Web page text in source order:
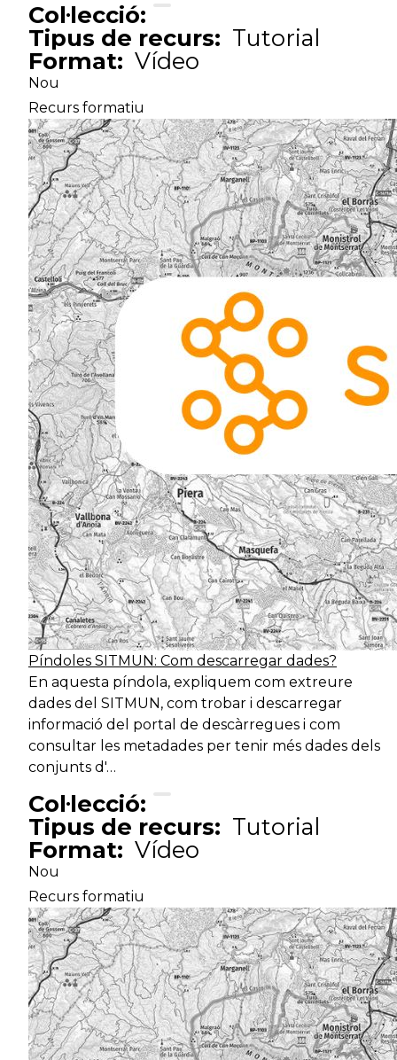
Col·lecció:
Tipus de recurs: Tutorial
Format: Vídeo
Nou
Recurs formatiu
Píndoles SITMUN: Com descarregar dades?
En aquesta píndola, expliquem com extreure
dades del SITMUN, com trobar i descarregar
informació del portal de descàrregues i com
consultar les metadades per tenir més dades dels
conjunts d'…
Col·lecció:
Tipus de recurs: Tutorial
Format: Vídeo
Nou
Recurs formatiu